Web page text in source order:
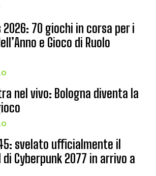
2026: 70 giochi in corsa per i
e Gioco di Ruolo
nel vivo: Bologna diventa la
svelato ufficialmente il
Cyberpunk 2077 in arrivo a